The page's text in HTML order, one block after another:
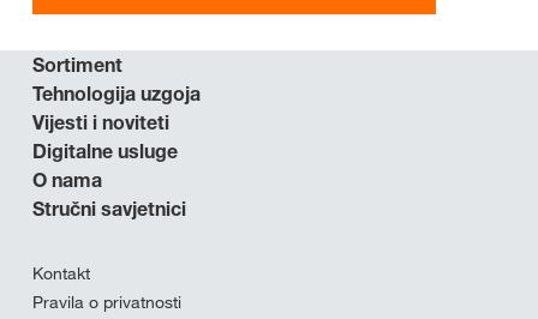
Sortiment
Tehnologija uzgoja
Vijesti i noviteti
Digitalne usluge
O nama
Stručni savjetnici
Kontakt
Pravila o privatnosti